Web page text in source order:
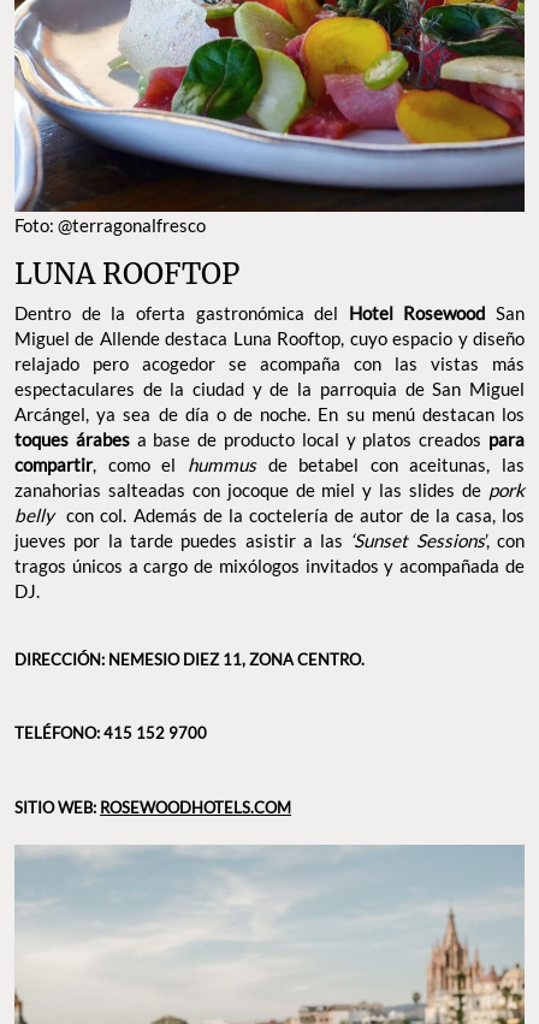
FOTO: @TERRAGONALFRESCO
LUNA ROOFTOP
Dentro de la oferta gastronómica delHotel RosewoodSan
Miguel de Allende destaca Luna Rooftop, cuyo espacio y diseño
relajado pero acogedor se acompaña con las vistas más
espectaculares de la ciudad y de la parroquia de San Miguel
toques árabes a base de producto local y platos creados para
compartir , como elhummusde betabel con aceitunas, las
zanahorias salteadas con jocoque de miel y las slides de
pork
bellycon col. Además de la coctelería de autor de la casa, los
jueves por la tarde puedes asistir a las‘Sunset Sessions’, con
tragos únicos a cargo de mixólogos invitados y acompañada de
DJ.
DIRECCIÓN: NEMESIO DIEZ 11, ZONA CENTRO.
TELÉFONO: 415 152 9700
SITIO WEB: ROSEWOODHOTELS.COM